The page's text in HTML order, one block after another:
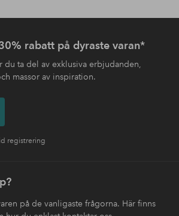
rabatt på dyraste varan*
du ta del av exklusiva erbjudanden,
massor av inspiration.
registrering
på de vanligaste frågorna. Här finns